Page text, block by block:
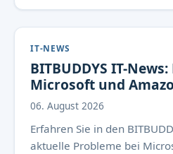
IT-NEWS
BITBUDDYS IT-
Microsoft und
06. August 2026
Erfahren Sie in den
aktuelle Probleme bei